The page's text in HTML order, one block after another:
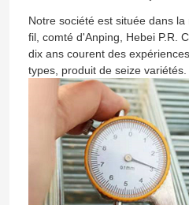
Notre société est située dans
fil, comté d'Anping, Hebei P.R.
dix ans courent des
types, produit de seize variétés.